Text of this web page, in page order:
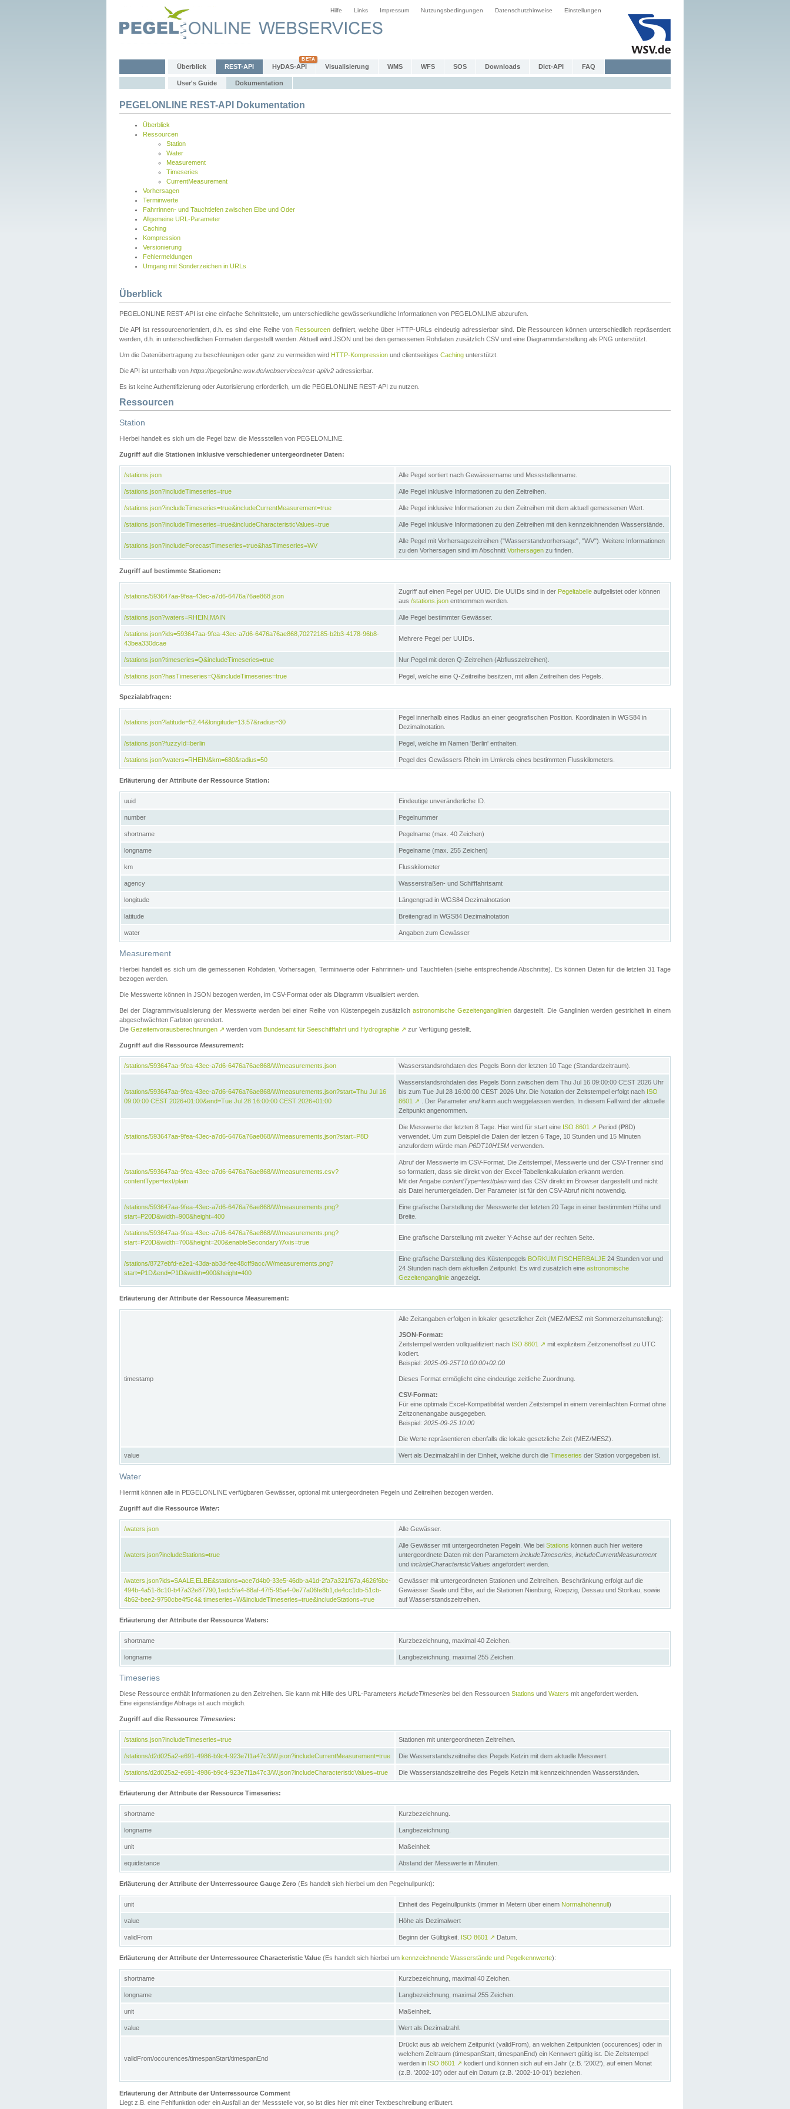
Hilfe Links Impressum Nutzungsbedingungen Datenschutzhinweise Einstellungen
Überblick REST-API HyDAS-API Visualisierung WMS WFS SOS Downloads Dict-API FAQ
User's Guide Dokumentation
PEGELONLINE REST-API Dokumentation
Überblick
Ressourcen
Station
Water
Measurement
Timeseries
CurrentMeasurement
Vorhersagen
Terminwerte
Fahrrinnen- und Tauchtiefen zwischen Elbe und Oder
Allgemeine URL-Parameter
Caching
Kompression
Versionierung
Fehlermeldungen
Umgang mit Sonderzeichen in URLs
Überblick
PEGELONLINE REST-API ist eine einfache Schnittstelle, um unterschiedliche gewässerkundliche Informationen von PEGELONLINE abzurufen.
Die API ist ressourcenorientiert, d.h. es sind eine Reihe von Ressourcendefiniert, welche über HTTP-URLs eindeutig adressierbar sind. Die Ressourcen können unterschiedlich repräsentiert
werden, d.h. in unterschiedlichen Formaten dargestellt werden. Aktuell wird JSON und bei den gemessenen Rohdaten zusätzlich CSV und eine Diagrammdarstellung als PNG unterstützt.
Um die Datenübertragung zu beschleunigen oder ganz zu vermeiden wird HTTP-Kompression und clientseitiges Caching unterstützt.
Die API ist unterhalb von https://pegelonline.wsv.de/webservices/rest-api/v2 adressierbar.
Es ist keine Authentifizierung oder Autorisierung erforderlich, um die PEGELONLINE REST-API zu nutzen.
Ressourcen
Station
Hierbei handelt es sich um die Pegel bzw. die Messstellen von PEGELONLINE.
Zugriff auf die Stationen inklusive verschiedener untergeordneter Daten:
/stations.json Alle Pegel sortiert nach Gewässername und Messstellenname.
/stations.json?includeTimeseries=true Alle Pegel inklusive Informationen zu den Zeitreihen.
/stations.json?includeTimeseries=true&includeCurrentMeasurement=true Alle Pegel inklusive Informationen zu den Zeitreihen mit dem aktuell gemessenen Wert.
/stations.json?includeTimeseries=true&includeCharacteristicValues=true Alle Pegel inklusive Informationen zu den Zeitreihen mit den kennzeichnenden Wasserstände.
/stations.json?includeForecastTimeseries=true&hasTimeseries=WV
Alle Pegel mit Vorhersagezeitreihen ("Wasserstandvorhersage", "WV"). Weitere Informationen
zu den Vorhersagen sind im Abschnitt Vorhersagen zu finden.
Zugriff auf bestimmte Stationen:
/stations/593647aa-9fea-43ec-a7d6-6476a76ae868.json
Zugriff auf einen Pegel per UUID. Die UUIDs sind in der Pegeltabelle aufgelistet oder können
aus /stations.json entnommen werden.
/stations.json?waters=RHEIN,MAIN Alle Pegel bestimmter Gewässer.
/stations.json?ids=593647aa-9fea-43ec-a7d6-6476a76ae868,70272185-b2b3-4178-96b8-
43bea330dcae
Mehrere Pegel per UUIDs.
/stations.json?timeseries=Q&includeTimeseries=true Nur Pegel mit deren Q-Zeitreihen (Abflusszeitreihen).
/stations.json?hasTimeseries=Q&includeTimeseries=true Pegel, welche eine Q-Zeitreihe besitzen, mit allen Zeitreihen des Pegels.
Spezialabfragen:
/stations.json?latitude=52.44&longitude=13.57&radius=30
Pegel innerhalb eines Radius an einer geografischen Position. Koordinaten in WGS84 in
Dezimalnotation.
/stations.json?fuzzyId=berlin Pegel, welche im Namen 'Berlin' enthalten.
/stations.json?waters=RHEIN&km=680&radius=50 Pegel des Gewässers Rhein im Umkreis eines bestimmten Flusskilometers.
Erläuterung der Attribute der Ressource Station:
uuid Eindeutige unveränderliche ID.
number Pegelnummer
shortname Pegelname (max. 40 Zeichen)
longname Pegelname (max. 255 Zeichen)
km Flusskilometer
agency Wasserstraßen- und Schifffahrtsamt
longitude Längengrad in WGS84 Dezimalnotation
latitude Breitengrad in WGS84 Dezimalnotation
water Angaben zum Gewässer
Measurement
Hierbei handelt es sich um die gemessenen Rohdaten, Vorhersagen, Terminwerte oder Fahrrinnen- und Tauchtiefen (siehe entsprechende Abschnitte). Es können Daten für die letzten 31 Tage
bezogen werden.
Die Messwerte können in JSON bezogen werden, im CSV-Format oder als Diagramm visualisiert werden.
Bei der Diagrammvisualisierung der Messwerte werden bei einer Reihe von Küstenpegeln zusätzlichastronomische Gezeitenganglinien dargestellt. Die Ganglinien werden gestrichelt in einem
abgeschwächten Farbton gerendert.
Die Gezeitenvorausberechnungen ↗ werden vom Bundesamt für Seeschifffahrt und Hydrographie ↗ zur Verfügung gestellt.
Zugriff auf die Ressource Measurement:
/stations/593647aa-9fea-43ec-a7d6-6476a76ae868/W/measurements.json Wasserstandsrohdaten des Pegels Bonn der letzten 10 Tage (Standardzeitraum).
/stations/593647aa-9fea-43ec-a7d6-6476a76ae868/W/measurements.json?start=Thu Jul 16
09:00:00 CEST 2026+01:00&end=Tue Jul 28 16:00:00 CEST 2026+01:00
Wasserstandsrohdaten des Pegels Bonn zwischen dem Thu Jul 16 09:00:00 CEST 2026 Uhr
bis zum Tue Jul 28 16:00:00 CEST 2026 Uhr. Die Notation der Zeitstempel erfolgt nach ISO
8601
↗ . Der Parameter endkann auch weggelassen werden. In diesem Fall wird der aktuelle
Zeitpunkt angenommen.
/stations/593647aa-9fea-43ec-a7d6-6476a76ae868/W/measurements.json?start=P8D
Die Messwerte der letzten 8 Tage. Hier wird für start eine ISO 8601 ↗ Period (P8D)
verwendet. Um zum Beispiel die Daten der letzen 6 Tage, 10 Stunden und 15 Minuten
anzufordern würde man P6DT10H15M verwenden.
/stations/593647aa-9fea-43ec-a7d6-6476a76ae868/W/measurements.csv?
contentType=text/plain
Abruf der Messwerte im CSV-Format. Die Zeitstempel, Messwerte und der CSV-Trenner sind
so formatiert, dass sie direkt von der Excel-Tabellenkalkulation erkannt werden.
Mit der Angabe contentType=text/plain wird das CSV direkt im Browser dargestellt und nicht
als Datei heruntergeladen. Der Parameter ist für den CSV-Abruf nicht notwendig.
/stations/593647aa-9fea-43ec-a7d6-6476a76ae868/W/measurements.png?
start=P20D&width=900&height=400
Eine grafische Darstellung der Messwerte der letzten 20 Tage in einer bestimmten Höhe und
Breite.
/stations/593647aa-9fea-43ec-a7d6-6476a76ae868/W/measurements.png?
start=P20D&width=700&height=200&enableSecondaryYAxis=true
Eine grafische Darstellung mit zweiter Y-Achse auf der rechten Seite.
/stations/8727ebfd-e2e1-43da-ab3d-fee48cff9acc/W/measurements.png?
start=P1D&end=P1D&width=900&height=400
Eine grafische Darstellung des Küstenpegels BORKUM FISCHERBALJE 24 Stunden vor und
24 Stunden nach dem aktuellen Zeitpunkt. Es wird zusätzlich eine astronomische
Gezeitenganglinie angezeigt.
Erläuterung der Attribute der Ressource Measurement:
timestamp
Alle Zeitangaben erfolgen in lokaler gesetzlicher Zeit (MEZ/MESZ mit Sommerzeitumstellung):
JSON-Format:
Zeitstempel werden vollqualifiziert nach ISO 8601 ↗ mit explizitem Zeitzonenoffset zu UTC
kodiert.
Beispiel: 2025-09-25T10:00:00+02:00
Dieses Format ermöglicht eine eindeutige zeitliche Zuordnung.
CSV-Format:
Für eine optimale Excel-Kompatibilität werden Zeitstempel in einem vereinfachten Format ohne
Zeitzonenangabe ausgegeben.
Beispiel: 2025-09-25 10:00
Die Werte repräsentieren ebenfalls die lokale gesetzliche Zeit (MEZ/MESZ).
value Wert als Dezimalzahl in der Einheit, welche durch die Timeseries der Station vorgegeben ist.
Water
Hiermit können alle in PEGELONLINE verfügbaren Gewässer, optional mit untergeordneten Pegeln und Zeitreihen bezogen werden.
Zugriff auf die Ressource Water:
/waters.json Alle Gewässer.
/waters.json?includeStations=true
Alle Gewässer mit untergeordneten Pegeln. Wie bei Stations können auch hier weitere
untergeordnete Daten mit den Parametern includeTimeseries includeCurrentMeasurement
und includeCharacteristicValues angefordert werden.
/waters.json?ids=SAALE,ELBE&stations=ace7d4b0-33e5-46db-a41d-2fa7a321f67a,4626f6bc-
494b-4a51-8c10-b47a32e87790,1edc5fa4-88af-47f5-95a4-0e77a06fe8b1,de4cc1db-51cb-
4b62-bee2-9750cbe4f5c4& timeseries=W&includeTimeseries=true&includeStations=true
Gewässer mit untergeordneten Stationen und Zeitreihen. Beschränkung erfolgt auf die
Gewässer Saale und Elbe, auf die Stationen Nienburg, Roepzig, Dessau und Storkau, sowie
auf Wasserstandszeitreihen.
Erläuterung der Attribute der Ressource Waters:
shortname Kurzbezeichnung, maximal 40 Zeichen.
longname Langbezeichnung, maximal 255 Zeichen.
Timeseries
Diese Ressource enthält Informationen zu den Zeitreihen. Sie kann mit Hilfe des URL-Parameters includeTimeseries bei den Ressourcen Stations und Waters mit angefordert werden.
Eine eigenständige Abfrage ist auch möglich.
Zugriff auf die Ressource Timeseries:
/stations.json?includeTimeseries=true Stationen mit untergeordneten Zeitreihen.
/stations/d2d025a2-e691-4986-b9c4-923e7f1a47c3/W.json?includeCurrentMeasurement=true Die Wasserstandszeitreihe des Pegels Ketzin mit dem aktuelle Messwert.
/stations/d2d025a2-e691-4986-b9c4-923e7f1a47c3/W.json?includeCharacteristicValues=true Die Wasserstandszeitreihe des Pegels Ketzin mit kennzeichnenden Wasserständen.
Erläuterung der Attribute der Ressource Timeseries:
shortname Kurzbezeichnung.
longname Langbezeichnung.
unit Maßeinheit
equidistance Abstand der Messwerte in Minuten.
Erläuterung der Attribute der Unterressource Gauge Zero (Es handelt sich hierbei um den Pegelnullpunkt):
unit Einheit des Pegelnullpunkts (immer in Metern über einem Normalhöhennull )
value Höhe als Dezimalwert
validFrom Beginn der Gültigkeit. ISO 8601 ↗ Datum.
Erläuterung der Attribute der Unterressource Characteristic Value (Es handelt sich hierbei um kennzeichnende Wasserstände und Pegelkennwerte):
shortname Kurzbezeichnung, maximal 40 Zeichen.
longname Langbezeichnung, maximal 255 Zeichen.
unit Maßeinheit.
value Wert als Dezimalzahl.
validFrom/occurences/timespanStart/timespanEnd
Drückt aus ab welchem Zeitpunkt (validFrom), an welchen Zeitpunkten (occurences) oder in
welchem Zeitraum (timespanStart, timespanEnd) ein Kennwert gültig ist. Die Zeitstempel
werden in ISO 8601 ↗ kodiert und können sich auf ein Jahr (z.B. '2002'), auf einen Monat
(z.B. '2002-10') oder auf ein Datum (z.B. '2002-10-01') beziehen.
Erläuterung der Attribute der Unterressource Comment
Liegt z.B. eine Fehlfunktion oder ein Ausfall an der Messstelle vor, so ist dies hier mit einer Textbeschreibung erläutert.